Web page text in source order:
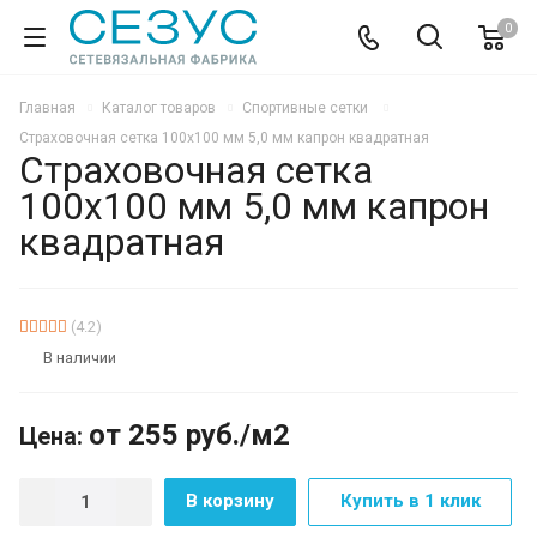
0
Главная Каталог товаров
Спортивные сетки
Страховочная сетка 100х100 мм 5,0 мм капрон квадратная
Страховочная сетка
100х100 мм 5,0 мм капрон
квадратная
(4.2)
В наличии
Цена: от 255 руб./м2
В корзину Купить в 1 клик